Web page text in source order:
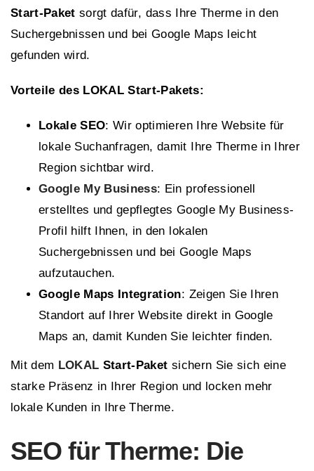
Start-Paket sorgt dafür, dass Ihre Therme in den
Suchergebnissen und bei Google Maps leicht
gefunden wird.
Vorteile des LOKAL Start-Pakets:
Lokale SEO: Wir optimieren Ihre Website für
lokale Suchanfragen, damit Ihre Therme in Ihrer
Region sichtbar wird.
Google My Business: Ein professionell
erstelltes und gepflegtes Google My Business-
Profil hilft Ihnen, in den lokalen
Suchergebnissen und bei Google Maps
aufzutauchen.
Google Maps Integration: Zeigen Sie Ihren
Standort auf Ihrer Website direkt in Google
Maps an, damit Kunden Sie leichter finden.
Mit dem LOKAL Start-Paket sichern Sie sich eine
starke Präsenz in Ihrer Region und locken mehr
lokale Kunden in Ihre Therme.
SEO für Therme: Die